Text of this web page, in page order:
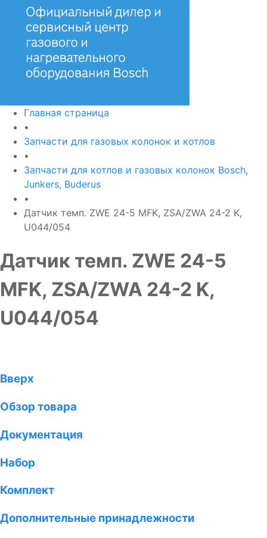
Главная страница
•
Запчасти для газовых колонок и котлов
•
Запчасти для котлов и газовых колонок Bosch,
Junkers, Buderus
•
Датчик темп. ZWE 24-5 MFK, ZSA/ZWA 24-2 K,
U044/054
Датчик темп. ZWE 24-5
MFK, ZSA/ZWA 24-2 K,
U044/054
Вверх
Обзор товара
Документация
Набор
Комплект
Дополнительные принадлежности